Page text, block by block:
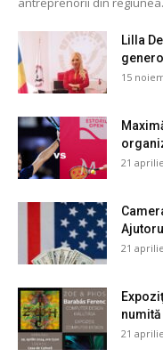
Lilla
15
21
21
numită
21